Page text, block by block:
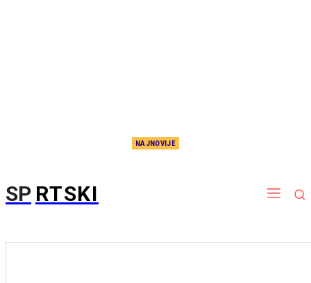
NAJNOVIJE
SP RTSKI